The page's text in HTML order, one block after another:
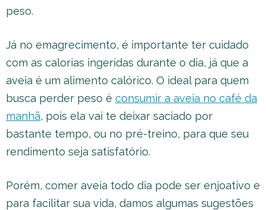
peso.
Já no emagrecimento, é importante ter cuidado
com as calorias ingeridas durante o dia, já que a
aveia é um alimento calórico. O ideal para quem
busca perder peso é consumir a aveia no café da
manhã, pois ela vai te deixar saciado por
bastante tempo, ou no pré-treino, para que seu
rendimento seja satisfatório.
Porém, comer aveia todo dia pode ser enjoativo e
para facilitar sua vida, damos algumas sugestões